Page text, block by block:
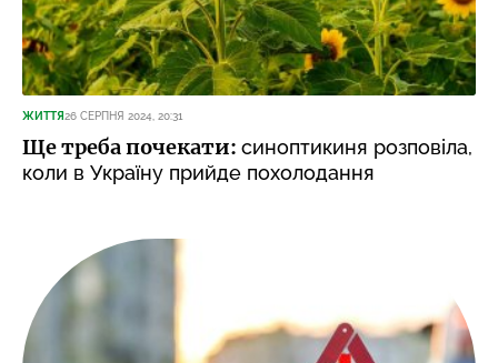
ЖИТТЯ26 СЕРПНЯ 2024, 20:31
Ще треба почекати: синоптикиня розповіла,
коли в Україну прийде похолодання